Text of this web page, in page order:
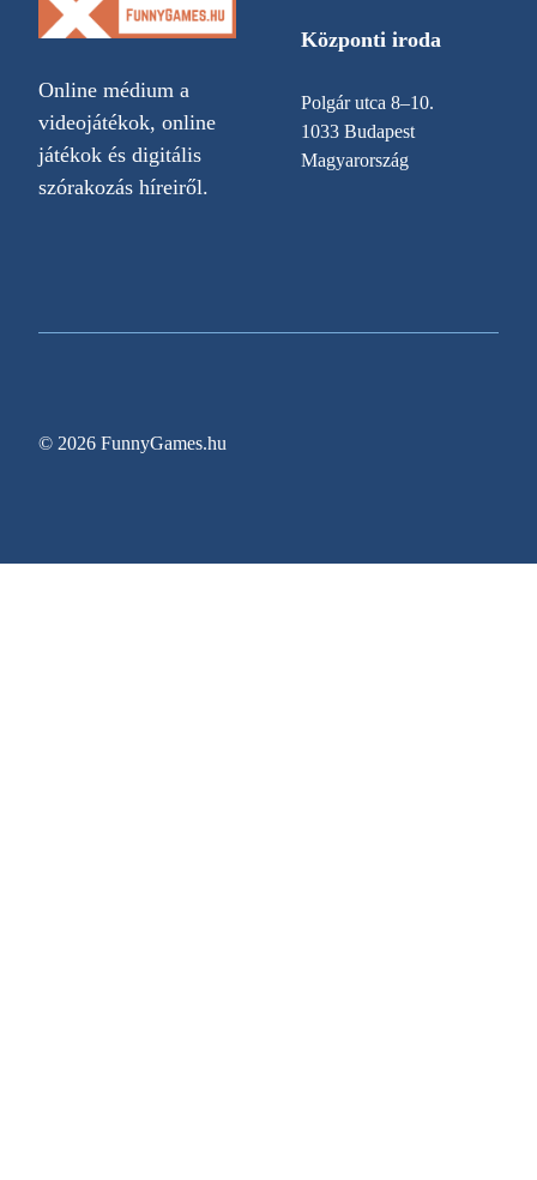
Online médium a
videojátékok, online
játékok és digitális
szórakozás híreiről.
Központi iroda
Polgár utca 8–10.
1033 Budapest
Magyarország
© 2026 FunnyGames.hu
Adatvédelem